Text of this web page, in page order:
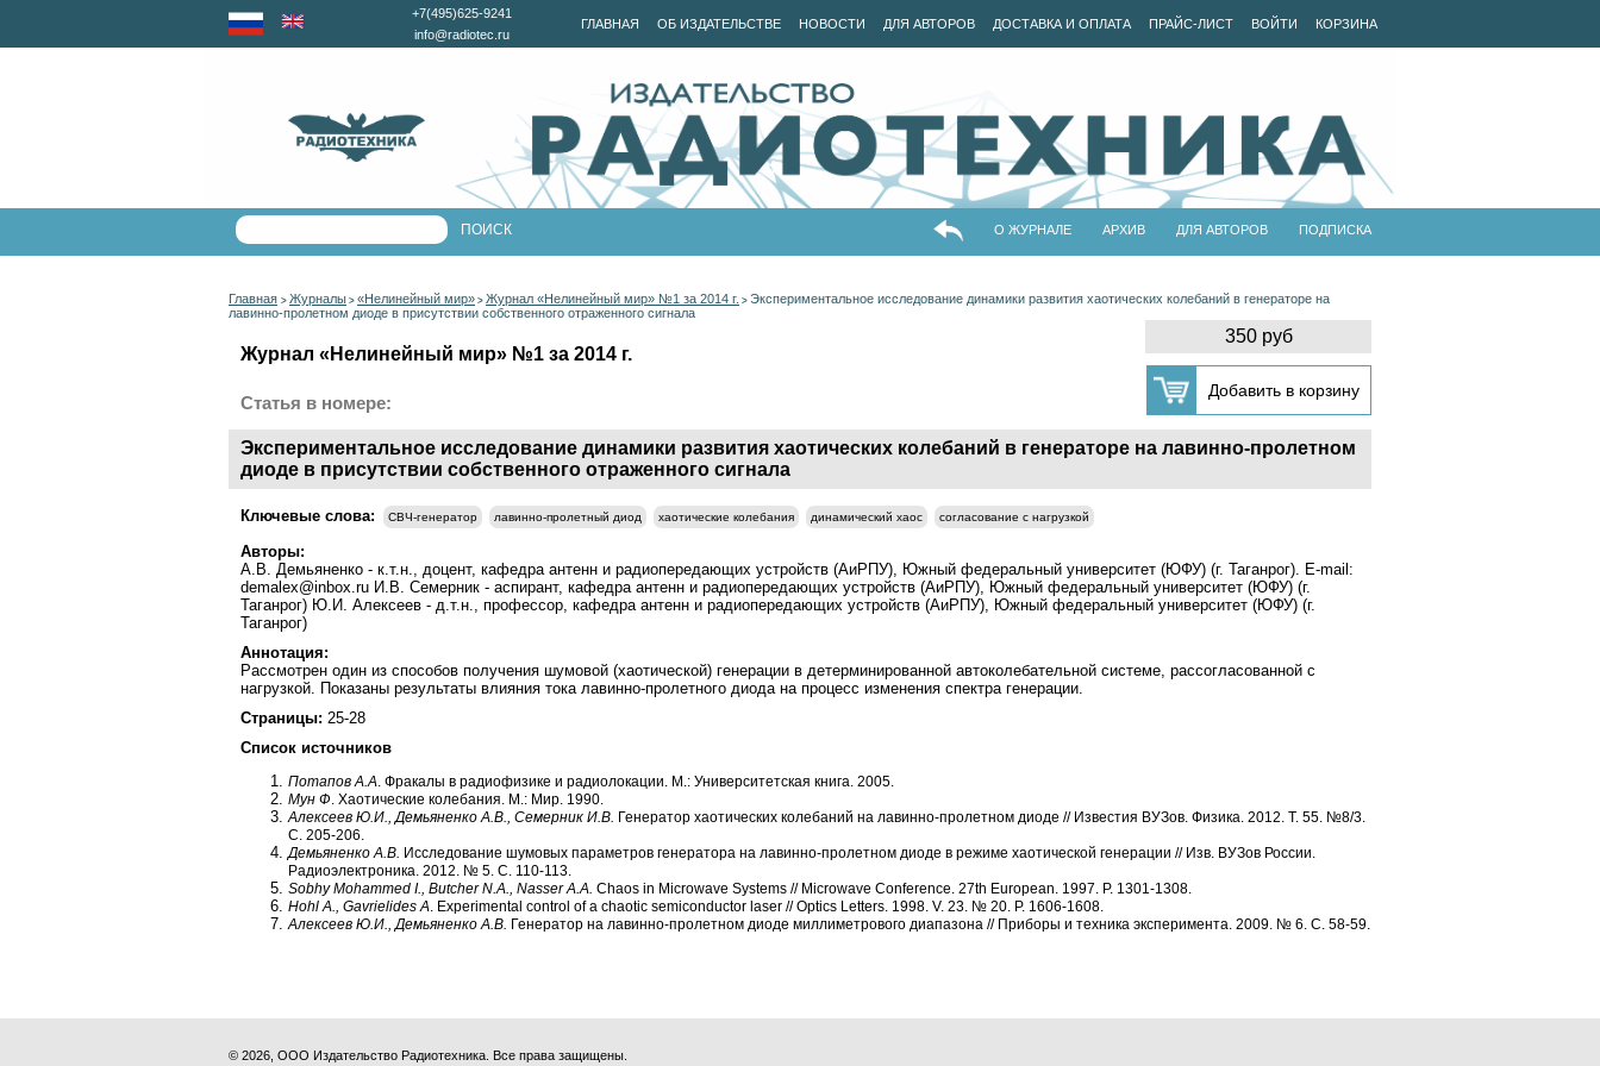
ГЛАВНАЯ ОБ ИЗДАТЕЛЬСТВЕ НОВОСТИ ДЛЯ АВТОРОВ ДОСТАВКА И ОПЛАТА ПРАЙС-ЛИСТ ВОЙТИ КОРЗИНА
+7(495)625-9241
info@radiotec.ru
О ЖУРНАЛЕ АРХИВ ДЛЯ АВТОРОВ ПОДПИСКА
Главная > Журналы > «Нелинейный мир» > Журнал «Нелинейный мир» №1 за 2014 г. > Экспериментальное исследование динамики развития хаотических колебаний в генераторе на
лавинно-пролетном диоде в присутствии собственного отраженного сигнала
350 руб
Журнал «Нелинейный мир» №1 за 2014 г.
Статья в номере:
Экспериментальное исследование динамики развития хаотических колебаний в генераторе на лавинно-пролетном
диоде в присутствии собственного отраженного сигнала
Ключевые слова: СВЧ-генератор лавинно-пролетный диод хаотические колебания динамический хаос согласование с нагрузкой
Авторы:
А.В. Демьяненко - к.т.н., доцент, кафедра антенн и радиопередающих устройств (АиРПУ), Южный федеральный университет (ЮФУ) (г. Таганрог). E-mail:
demalex@inbox.ru И.В. Семерник - аспирант, кафедра антенн и радиопередающих устройств (АиРПУ), Южный федеральный университет (ЮФУ) (г.
Таганрог) Ю.И. Алексеев - д.т.н., профессор, кафедра антенн и радиопередающих устройств (АиРПУ), Южный федеральный университет (ЮФУ) (г.
Таганрог)
Аннотация:
Рассмотрен один из способов получения шумовой (хаотической) генерации в детерминированной автоколебательной системе, рассогласованной с
нагрузкой. Показаны результаты влияния тока лавинно-пролетного диода на процесс изменения спектра генерации.
Страницы: 25-28
Список источников
Потапов А.А. Фракалы в радиофизике и радиолокации. М.: Университетская книга. 2005.
Мун Ф. Хаотические колебания. М.: Мир. 1990.
Алексеев Ю.И., Демьяненко А.В., Семерник И.В. Генератор хаотических колебаний на лавинно-пролетном диоде // Известия ВУЗов. Физика. 2012. Т. 55. №8/3.
С. 205-206.
Демьяненко А.В. Исследование шумовых параметров генератора на лавинно-пролетном диоде в режиме хаотической генерации // Изв. ВУЗов России.
Радиоэлектроника. 2012. № 5. С. 110-113.
Sobhy Mohammed I., Butcher N.A., Nasser A.A. Chaos in Microwave Systems // Microwave Conference. 27th European. 1997. P. 1301-1308.
Hohl A., Gavrielides A. Experimental control of a chaotic semiconductor laser // Optics Letters. 1998. V. 23. № 20. P. 1606-1608.
Алексеев Ю.И., Демьяненко А.В. Генератор на лавинно-пролетном диоде миллиметрового диапазона // Приборы и техника эксперимента. 2009. № 6. С. 58-59.
© 2026, ООО Издательство Радиотехника. Все права защищены.